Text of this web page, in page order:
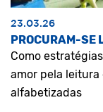
23.03.26
PROCURAM-SE
Como
amor pela leitura
alfabetizadas